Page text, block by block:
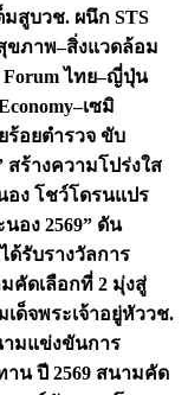
มสูบวช. ผนึก STS
ขภาพ–สิ่งแวดล้อม
Forum ไทย–ญี่ปุ่น
เซมิ
ร้อยตำรวจ ขับ
สร้างความโปร่งใส
อง โชว์โดรนแปร
อง 2569” ดัน
ด้รับรางวัลการ
คัดเลือกที่ 2 มุ่งสู่
ด็จพระเจ้าอยู่หัววช.
ามแข่งขันการ
น ปี 2569 สนามคัด